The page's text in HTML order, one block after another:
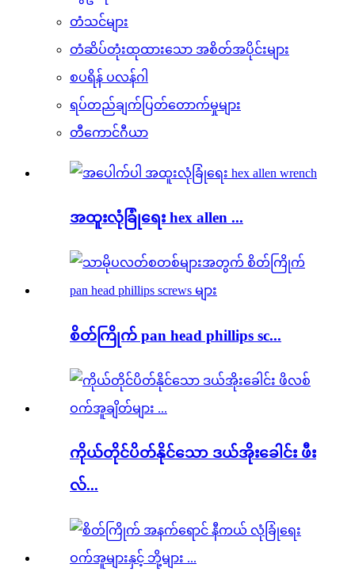
တံသင်များ
တံဆိပ်တုံးထုထားသော အစိတ်အပိုင်းများ
စပရိန် ပလန်ဂါ
ရပ်တည်ချက်ပြတ်တောက်မှုများ
တီကောင်ဂီယာ
အထူးလုံခြုံရေး hex allen ...
စိတ်ကြိုက် pan head phillips sc...
ကိုယ်တိုင်ပိတ်နိုင်သော ဒယ်အိုးခေါင်း ဖီး
လ်...